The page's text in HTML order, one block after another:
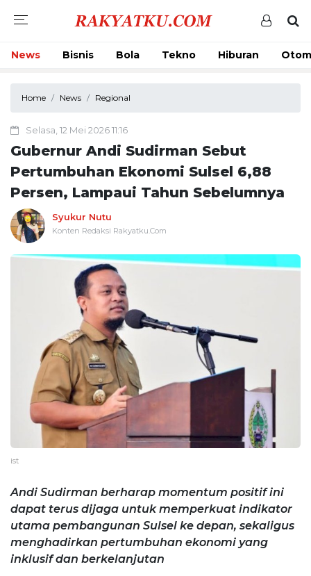
News Bisnis Bola Tekno Hiburan
Home News Regional
Selasa, 12 Mei 2026 11:16
Gubernur Andi Sudirman Sebut
Pertumbuhan Ekonomi Sulsel 6,88
Persen, Lampaui Tahun Sebelumnya
Syukur Nutu
Konten Redaksi Rakyatku.Com
ist
Andi Sudirman berharap momentum positif ini
dapat terus dijaga untuk memperkuat indikator
utama pembangunan Sulsel ke depan, sekaligus
menghadirkan pertumbuhan ekonomi yang
inklusif dan berkelanjutan